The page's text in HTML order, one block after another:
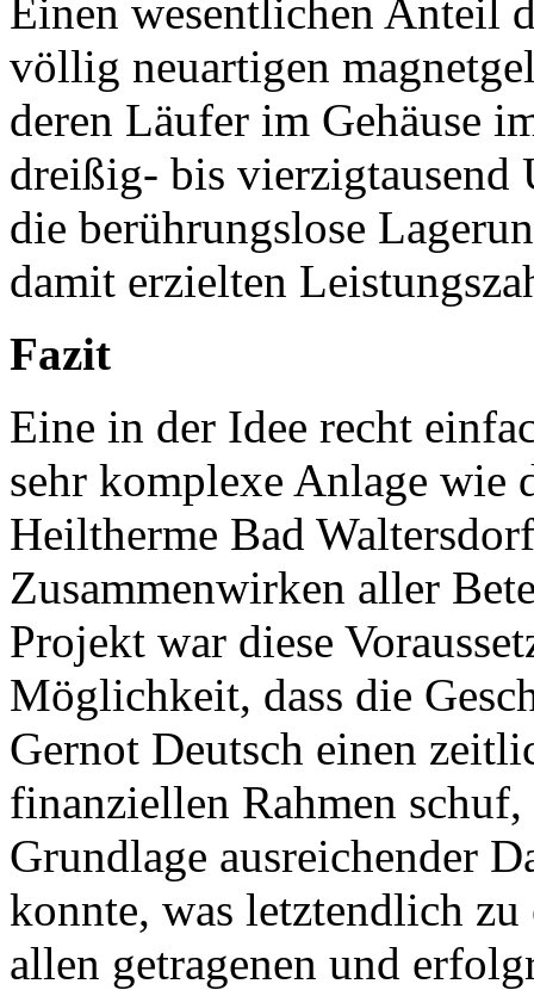
Einen wesentlichen Anteil
völlig neuartigen
deren Läufer im Gehäuse
dreißig- bis vierzigtausend
die berührungslose
damit erzielten
Fazit
Eine in der Idee recht
sehr komplexe Anlage wie
Heiltherme Bad
Zusammenwirken aller
Projekt war diese
Möglichkeit, dass die
Gernot Deutsch einen
finanziellen Rahmen
Grundlage ausreichender
konnte, was letztendlich
allen getragenen und